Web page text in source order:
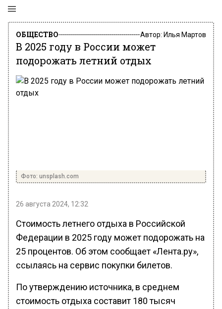
ОБЩЕСТВО Автор: Илья Мартов
В 2025 году в России может
подорожать летний отдых
Фото: unsplash.com
26 августа 2024, 12:32
Стоимость летнего отдыха в Российской
Федерации в 2025 году может подорожать на
25 процентов. Об этом сообщает «Лента.ру»,
ссылаясь на сервис покупки билетов.
По утверждению источника, в среднем
стоимость отдыха составит 180 тысяч